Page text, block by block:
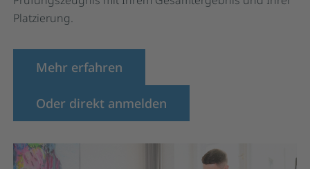
Platzierung.
Mehr erfahren
Oder direkt anmelden